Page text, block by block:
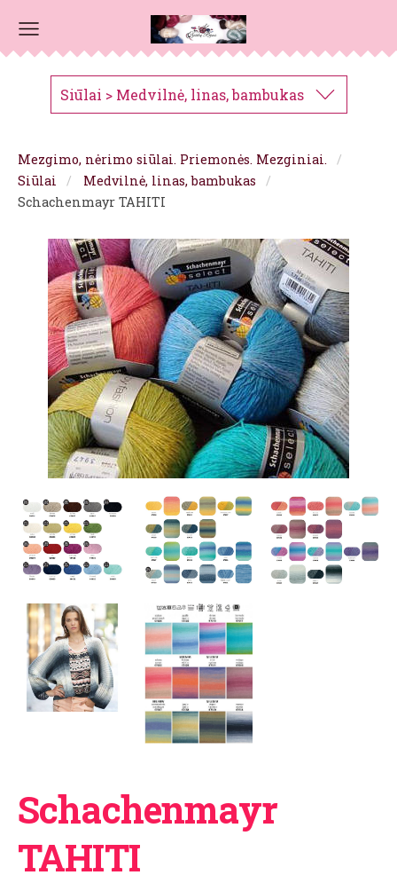
Siūlai > Medvilnė, linas, bambukas
Mezgimo, nėrimo siūlai. Priemonės. Mezginiai.
Siūlai
Medvilnė, linas, bambukas
Schachenmayr TAHITI
Schachenmayr
TAHITI